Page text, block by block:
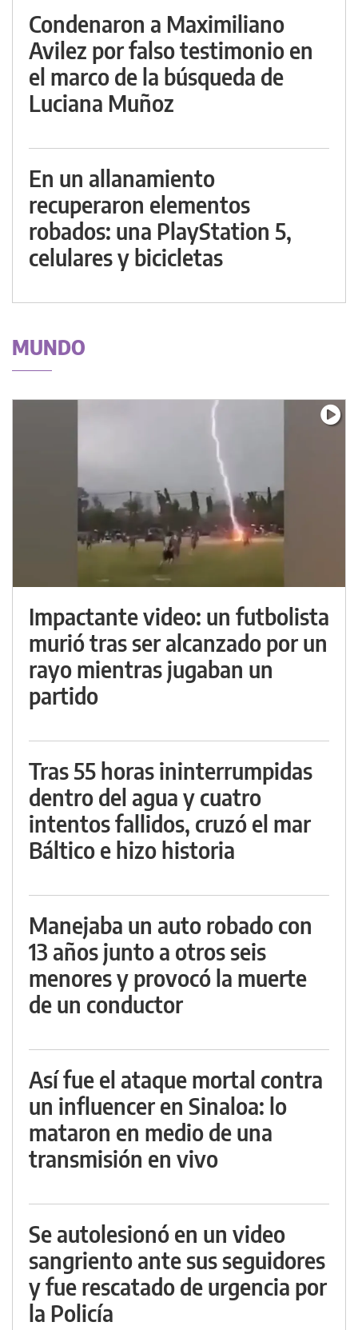
Condenaron a Maximiliano
Avilez por falso testimonio en
el marco de la búsqueda de
Luciana Muñoz
En un allanamiento
recuperaron elementos
robados: una PlayStation 5,
celulares y bicicletas
MUNDO
Impactante video: un futbolista
murió tras ser alcanzado por un
rayo mientras jugaban un
partido
Tras 55 horas ininterrumpidas
dentro del agua y cuatro
intentos fallidos, cruzó el mar
Báltico e hizo historia
Manejaba un auto robado con
13 años junto a otros seis
menores y provocó la muerte
de un conductor
Así fue el ataque mortal contra
un influencer en Sinaloa: lo
mataron en medio de una
transmisión en vivo
Se autolesionó en un video
sangriento ante sus seguidores
y fue rescatado de urgencia por
la Policía